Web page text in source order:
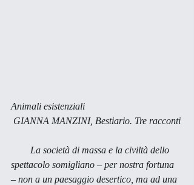
Animali esistenziali
GIANNA MANZINI, Bestiario. Tre racconti
spettacolo somigliano – per nostra fortuna
– non a un paesaggio desertico, ma ad una